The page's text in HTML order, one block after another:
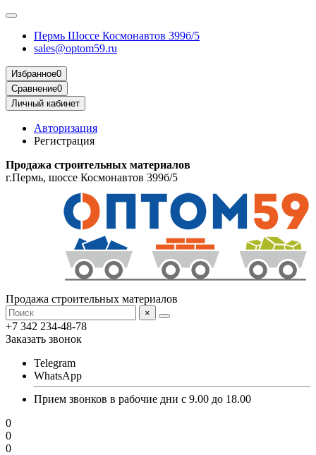
Пермь Шоссе Космонавтов 399б/5
sales@optom59.ru
Избранное0
Сравнение0
Личный кабинет
Авторизация
Регистрация
Продажа строительных материалов
г.Пермь, шоссе Космонавтов 399б/5
Продажа строительных материалов
×
+7 342 234-48-78
Заказать звонок
Telegram
WhatsApp
Прием звонков в рабочие дни с 9.00 до 18.00
0
0
0